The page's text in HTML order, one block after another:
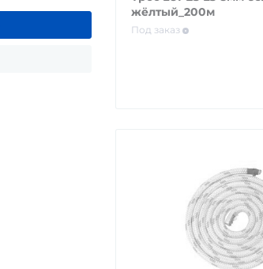
жёлтый_200м
Под заказ